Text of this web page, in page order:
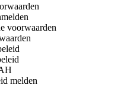
voorwaarden
melden